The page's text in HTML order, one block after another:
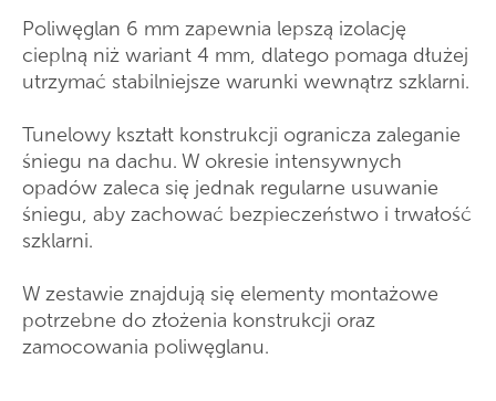
Poliwęglan 6 mm zapewnia lepszą izolację
cieplną niż wariant 4 mm, dlatego pomaga dłużej
utrzymać stabilniejsze warunki wewnątrz szklarni.
Tunelowy kształt konstrukcji ogranicza zaleganie
śniegu na dachu. W okresie intensywnych
opadów zaleca się jednak regularne usuwanie
śniegu, aby zachować bezpieczeństwo i trwałość
szklarni.
W zestawie znajdują się elementy montażowe
potrzebne do złożenia konstrukcji oraz
zamocowania poliwęglanu.